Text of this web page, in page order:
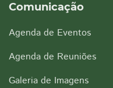
Comunicação
Agenda de Eventos
Agenda de Reuniões
Galeria de Imagens